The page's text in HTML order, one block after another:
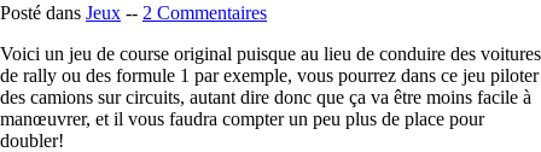
Posté dans Jeux -- 2 Commentaires
Voici un jeu de course original puisque au lieu de conduire des voitures
de rally ou des formule 1 par exemple, vous pourrez dans ce jeu piloter
des camions sur circuits, autant dire donc que ça va être moins facile à
manœuvrer, et il vous faudra compter un peu plus de place pour
doubler!